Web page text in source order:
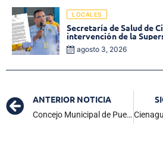
LOCALES
Secretaría de Salud de
intervención de la
de medicamentos en las
agosto 3, 2026
ANTERIOR NOTICIA
Concejo Municipal de Puebloviejo elige su nueva mesa directiva para el 2025